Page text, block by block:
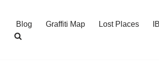
Blog Graffiti Map Lost Places